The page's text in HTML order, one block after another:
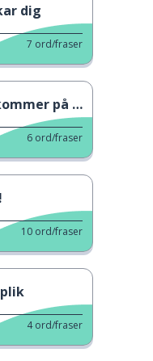
dig
7 ord/fraser
på middag
6 ord/fraser
10 ord/fraser
4 ord/fraser